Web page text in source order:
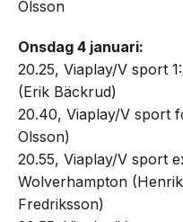
Olsson
Onsdag 4 januari:
20.25, Viaplay/V sport
(Erik Bäckrud)
20.40, Viaplay/V sport
Olsson)
20.55, Viaplay/V sport
Wolverhampton
Fredriksson)